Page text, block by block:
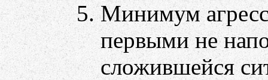
Минимум
первыми не
сложившейся